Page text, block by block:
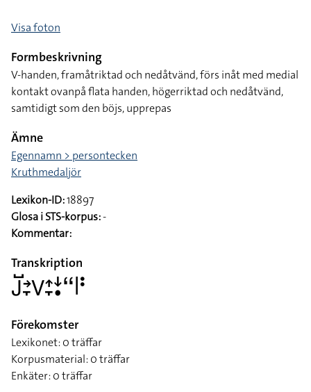
Visa foton
Formbeskrivning
V-handen, framåtriktad och nedåtvänd, förs inåt med medial
kontakt ovanpå flata handen, högerriktad och nedåtvänd,
samtidigt som den böjs, upprepas
Ämne
Egennamn > persontecken
Kruthmedaljör
Lexikon-ID:18897
Glosa i STS-korpus:-
Kommentar:
Transkription
􌤢􌤹􌥔􌥙􌤭􌤴􌥙􌦄􌥡􌦨􌥼􌥻
Förekomster
Lexikonet: 0 träffar
Korpusmaterial: 0 träffar
Enkäter: 0 träffar